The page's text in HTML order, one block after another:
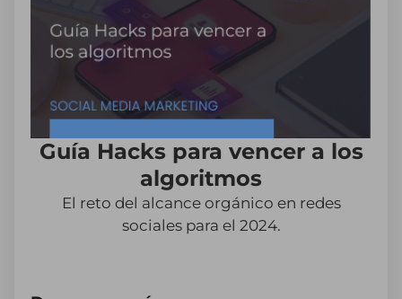
Guía Hacks para vencer a los
algoritmos
El reto del alcance orgánico en redes
sociales para el 2024.